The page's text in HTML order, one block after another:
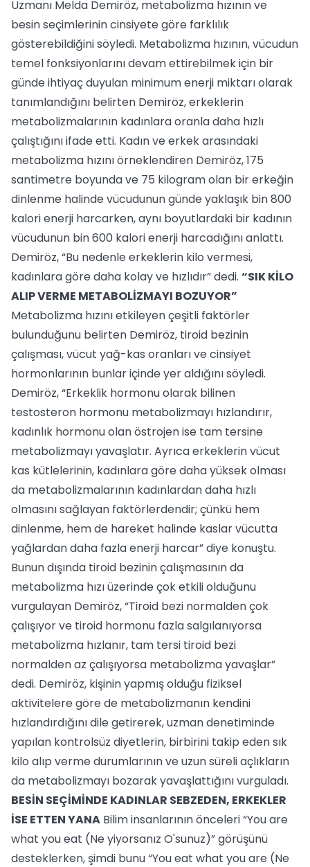
Uzmanı Melda Demiröz, metabolizma hızının ve
besin seçimlerinin cinsiyete göre farklılık
gösterebildiğini söyledi. Metabolizma hızının, vücudun
temel fonksiyonlarını devam ettirebilmek için bir
günde ihtiyaç duyulan minimum enerji miktarı olarak
tanımlandığını belirten Demiröz, erkeklerin
metabolizmalarının kadınlara oranla daha hızlı
çalıştığını ifade etti. Kadın ve erkek arasındaki
metabolizma hızını örneklendiren Demiröz, 175
santimetre boyunda ve 75 kilogram olan bir erkeğin
dinlenme halinde vücudunun günde yaklaşık bin 800
kalori enerji harcarken, aynı boyutlardaki bir kadının
vücudunun bin 600 kalori enerji harcadığını anlattı.
Demiröz, “Bu nedenle erkeklerin kilo vermesi,
kadınlara göre daha kolay ve hızlıdır” dedi. “SIK KİLO
ALIP VERME METABOLİZMAYI BOZUYOR”
Metabolizma hızını etkileyen çeşitli faktörler
bulunduğunu belirten Demiröz, tiroid bezinin
çalışması, vücut yağ-kas oranları ve cinsiyet
hormonlarının bunlar içinde yer aldığını söyledi.
Demiröz, “Erkeklik hormonu olarak bilinen
testosteron hormonu metabolizmayı hızlandırır,
kadınlık hormonu olan östrojen ise tam tersine
metabolizmayı yavaşlatır. Ayrıca erkeklerin vücut
kas kütlelerinin, kadınlara göre daha yüksek olması
da metabolizmalarının kadınlardan daha hızlı
olmasını sağlayan faktörlerdendir; çünkü hem
dinlenme, hem de hareket halinde kaslar vücutta
yağlardan daha fazla enerji harcar” diye konuştu.
Bunun dışında tiroid bezinin çalışmasının da
metabolizma hızı üzerinde çok etkili olduğunu
vurgulayan Demiröz, “Tiroid bezi normalden çok
çalışıyor ve tiroid hormonu fazla salgılanıyorsa
metabolizma hızlanır, tam tersi tiroid bezi
normalden az çalışıyorsa metabolizma yavaşlar”
dedi. Demiröz, kişinin yapmış olduğu fiziksel
aktivitelere göre de metabolizmanın kendini
hızlandırdığını dile getirerek, uzman denetiminde
yapılan kontrolsüz diyetlerin, birbirini takip eden sık
kilo alıp verme durumlarının ve uzun süreli açlıkların
da metabolizmayı bozarak yavaşlattığını vurguladı.
BESİN SEÇİMİNDE KADINLAR SEBZEDEN, ERKEKLER
İSE ETTEN YANA Bilim insanlarının önceleri “You are
what you eat (Ne yiyorsanız O'sunuz)” görüşünü
desteklerken, şimdi bunu “You eat what you are (Ne